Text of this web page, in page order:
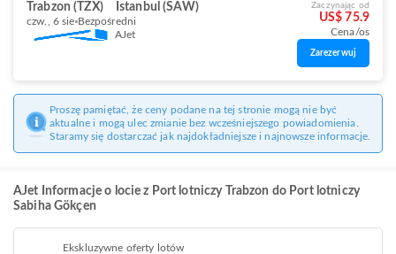
Trabzon (TZX) Istanbul (SAW)
czw., 6 sie Bezpośredni
AJet
Zaczynając od
US$ 75.9
Cena/os
Zarezerwuj
Proszę pamiętać, że ceny podane na tej stronie mogą nie być
aktualne i mogą ulec zmianie bez wcześniejszego powiadomienia.
Staramy się dostarczać jak najdokładniejsze i najnowsze informacje.
AJet Informacje o locie z Port lotniczy Trabzon do Port lotniczy
Sabiha Gökçen
Ekskluzywne oferty lotów